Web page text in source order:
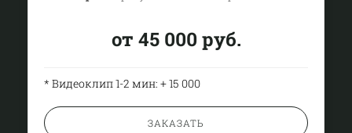
от 45 000 руб.
* Видеоклип 1-2 мин: + 15 000
ЗАКАЗАТЬ